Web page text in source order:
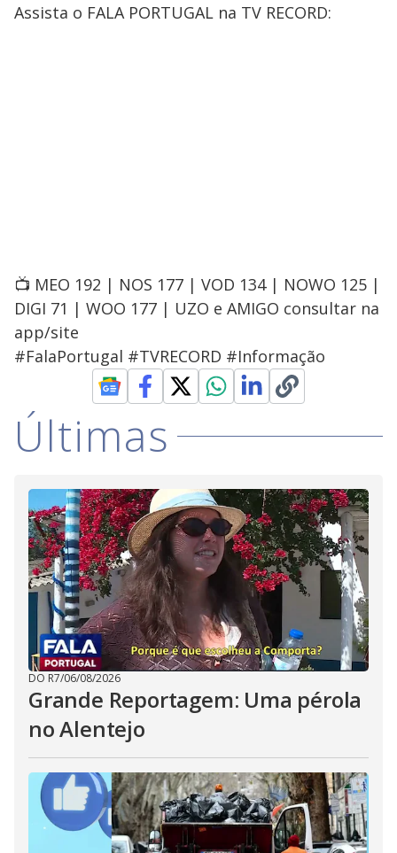
Assista o FALA PORTUGAL na TV RECORD:
📺 MEO 192 | NOS 177 | VOD 134 | NOWO 125 |
DIGI 71 | WOO 177 | UZO e AMIGO consultar na
app/site
#FalaPortugal #TVRECORD #Informação
Últimas
DO R7/06/08/2026
Grande Reportagem: Uma pérola
no Alentejo